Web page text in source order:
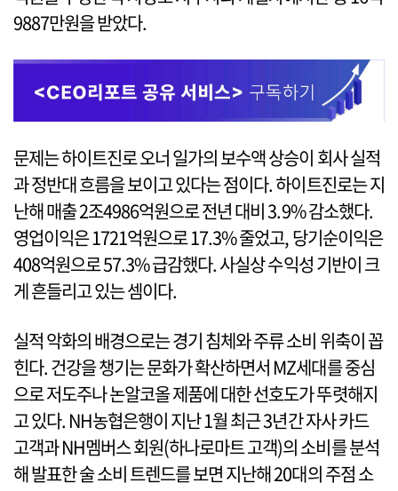
9887만원을 받았다.
문제는 하이트진로 오너 일가의 보수액 상승이 회사 실적
과 정반대 흐름을 보이고 있다는 점이다. 하이트진로는 지
난해 매출 2조4986억원으로 전년 대비 3.9% 감소했다.
영업이익은 1721억원으로 17.3% 줄었고, 당기순이익은
408억원으로 57.3% 급감했다. 사실상 수익성 기반이 크
게 흔들리고 있는 셈이다.
실적 악화의 배경으로는 경기 침체와 주류 소비 위축이 꼽
힌다. 건강을 챙기는 문화가 확산하면서 MZ세대를 중심
으로 저도주나 논알코올 제품에 대한 선호도가 뚜렷해지
고 있다. NH농협은행이 지난 1월 최근 3년간 자사 카드
고객과 NH멤버스 회원(하나로마트 고객)의 소비를 분석
해 발표한 술 소비 트렌드를 보면 지난해 20대의 주점 소